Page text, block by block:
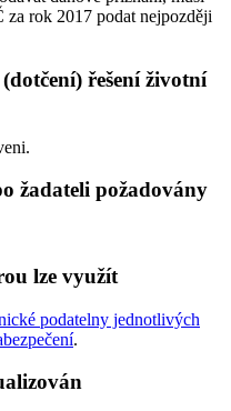
rok 2017 podat nejpozději
řešení životní
žadateli požadovány
lze využít
podatelny jednotlivých
.